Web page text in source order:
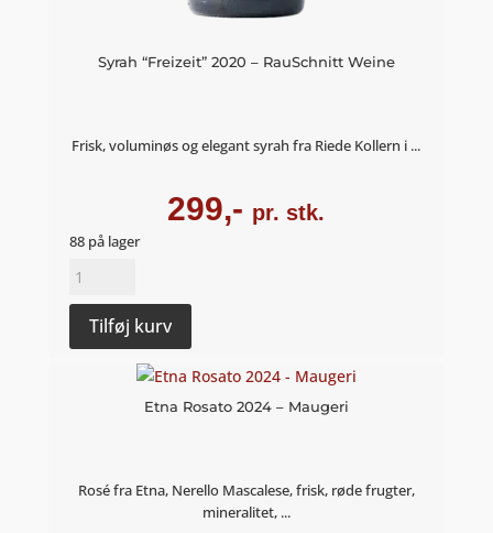
Syrah “Freizeit” 2020 – RauSchnitt Weine
Frisk, voluminøs og elegant syrah fra Riede Kollern i ...
299,- pr. stk.
88 på lager
Syrah
2020
–
RauSchnitt
Tilføj kurv
Etna Rosato 2024 – Maugeri
Rosé fra Etna, Nerello Mascalese, frisk, røde frugter,
mineralitet, ...